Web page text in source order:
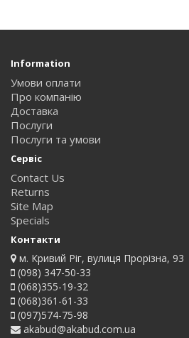
Information
Умови оплати
Про компанію
Доставка
Послуги
Послуги та умови
Сервіс
Contact Us
Returns
Site Map
Specials
Контакти
м. Кривий Ріг, вулиця Прорізна, 93
(098) 347-50-33
(068)355-19-32
(068)361-61-33
(097)574-75-98
akabud@akabud.com.ua